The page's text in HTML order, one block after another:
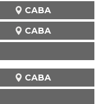
CABA
CABA
CABA